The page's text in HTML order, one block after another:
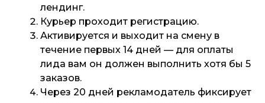
лендинг.
Курьер проходит регистрацию.
Активируется и выходит на смену в
течение первых 14 дней — для оплаты
лида вам он должен выполнить хотя бы 5
заказов.
Через 20 дней рекламодатель фиксирует